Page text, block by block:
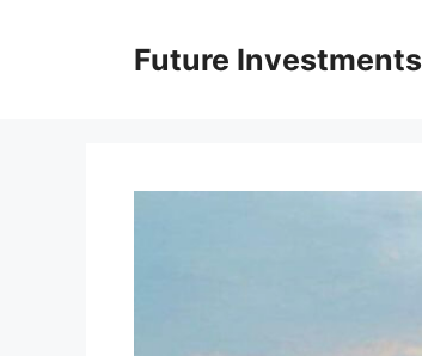
Future Investments